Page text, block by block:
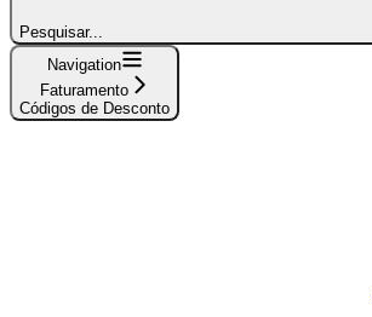
Pesquisar...
Navigation
Faturamento
Códigos de Desconto